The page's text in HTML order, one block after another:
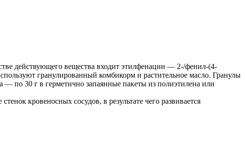
действующего вещества входит этилфенацин — 2-/фенил-(4-
гранулированный комбикорм и растительное масло. Гранулы
— по 30 г в герметично запаянные пакеты из полиэтилена или
кровеносных сосудов, в результате чего развивается